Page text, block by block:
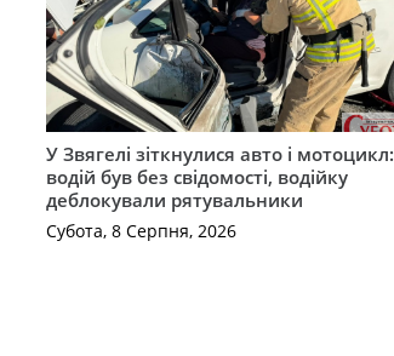
У Звягелі зіткнулися авто і мотоцикл:
водій був без свідомості, водійку
деблокували рятувальники
Субота, 8 Серпня, 2026